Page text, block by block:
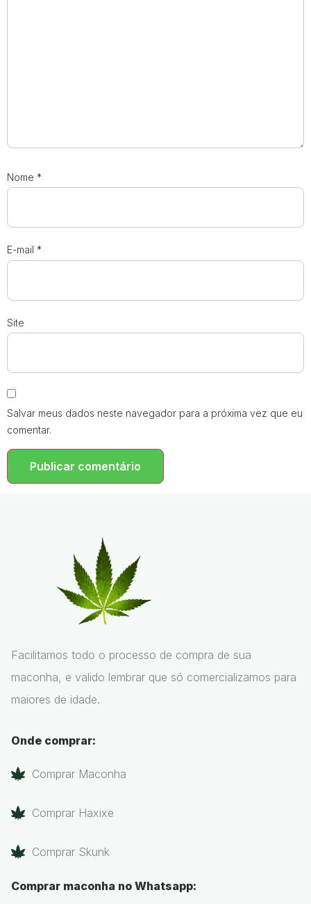
Nome *
E-mail *
Site
Salvar meus dados neste navegador para a próxima vez que eu
comentar.
Facilitamos todo o processo de compra de sua
maconha, e valido lembrar que só comercializamos para
maiores de idade.
Onde comprar:
Comprar Maconha
Comprar Haxixe
Comprar Skunk
Comprar maconha no Whatsapp: